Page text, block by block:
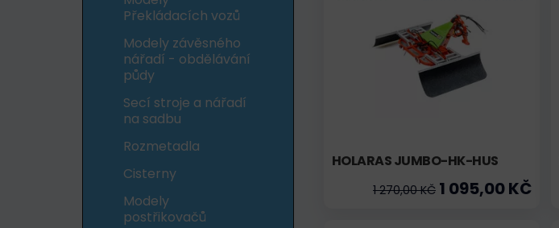
Překládacích vozů
Modely závěsného
nářadí - obdělávání
půdy
Secí stroje a nářadí
na sadbu
Rozmetadla
Cisterny
Modely
postřikovačů
HOLARAS JUMBO-HK-HUS
1 270,00 KČ1 095,00 KČ